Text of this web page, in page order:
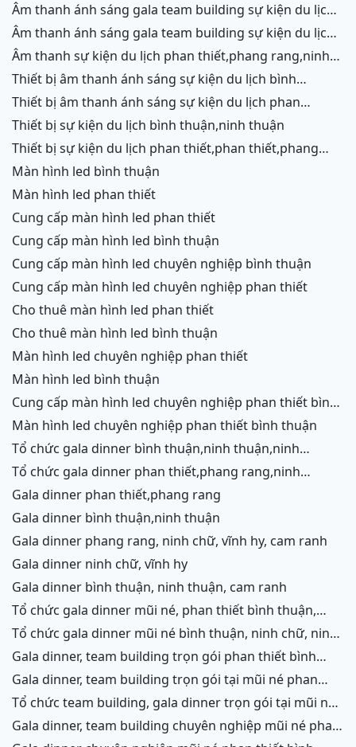
âm thanh ánh sáng gala team building sự kiện du lịch
bình thuận,ninh thuận
âm thanh ánh sáng gala team building sự kiện du lịch
phan thiết,phang rang,ninh chữ,vĩnh hy
âm thanh sự kiện du lịch phan thiết,phang rang,ninh
chữ,vĩnh hy,ninh thuận,cam ranh
thiết bị âm thanh ánh sáng sự kiện du lịch bình
thuận,ninh thuận
thiết bị âm thanh ánh sáng sự kiện du lịch phan
thiết,phang rang,ninh chữ,vĩnh hy,cam ranh
thiết bị sự kiện du lịch bình thuận,ninh thuận
thiết bị sự kiện du lịch phan thiết,phan thiết,phang
rang,ninh chữ,vĩnh hy,cam ranh
màn hình led bình thuận
màn hình led phan thiết
cung cấp màn hình led phan thiết
cung cấp màn hình led bình thuận
cung cấp màn hình led chuyên nghiệp bình thuận
cung cấp màn hình led chuyên nghiệp phan thiết
cho thuê màn hình led phan thiết
cho thuê màn hình led bình thuận
màn hình led chuyên nghiệp phan thiết
màn hình led bình thuận
cung cấp màn hình led chuyên nghiệp phan thiết bình
thuận
màn hình led chuyên nghiệp phan thiết bình thuận
tổ chức gala dinner bình thuận,ninh thuận,ninh
chữ,vĩnh hy,cam ranh
tổ chức gala dinner phan thiết,phang rang,ninh
chữ,vĩnh hy,cam ranh
gala dinner phan thiết,phang rang
gala dinner bình thuận,ninh thuận
gala dinner phang rang, ninh chữ, vĩnh hy, cam ranh
gala dinner ninh chữ, vĩnh hy
gala dinner bình thuận, ninh thuận, cam ranh
tổ chức gala dinner mũi né, phan thiết bình thuận,
ninh thuận, ninh chữ, vĩnh hy, cam ranh
tổ chức gala dinner mũi né bình thuận, ninh chữ, ninh
thuận, cam ranh
gala dinner, team building trọn gói phan thiết bình
thuận, phang rang, ninh thuận, vĩnh hy,cam ranh
gala dinner, team building trọn gói tại mũi né phan
thiết bình thuận, phang rang ninh chữ ninh thuận, cam
tổ chức team building, gala dinner trọn gói tại mũi né
phan thiết bình thuận, phang rang, ninh chữ, vĩnh hy,
ninh thuận, cam ranh
gala dinner, team building chuyên nghiệp mũi né phan
thiết, ninh chữ ninh thuận, vĩnh hy, cam ranh